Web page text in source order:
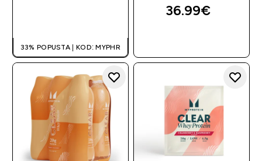
33% POPUSTA | KOD: MYPHR
36.99€‎